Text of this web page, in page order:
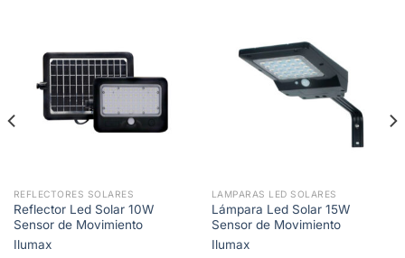
REFLECTORES SOLARES
Reflector Led Solar 10W
Sensor de Movimiento
Ilumax
LAMPARAS LED SOLARES
Lámpara Led Solar 15W
Sensor de Movimiento
Ilumax